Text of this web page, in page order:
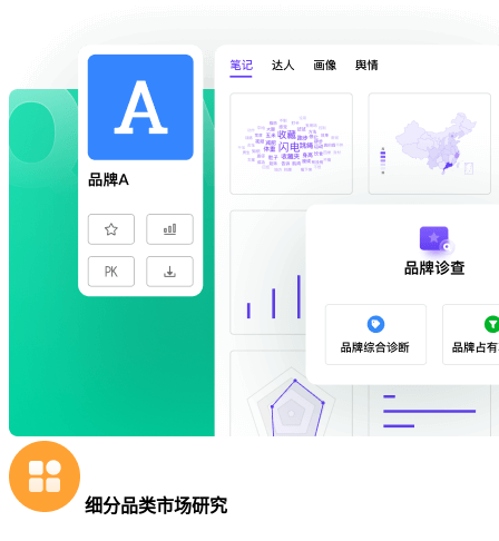
细分品类市场研究